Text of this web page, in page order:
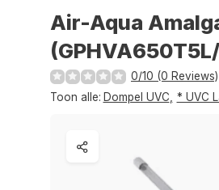
Air-Aqua
0/10 (0 Reviews)
Toon alle: Dompel UVC * UVC